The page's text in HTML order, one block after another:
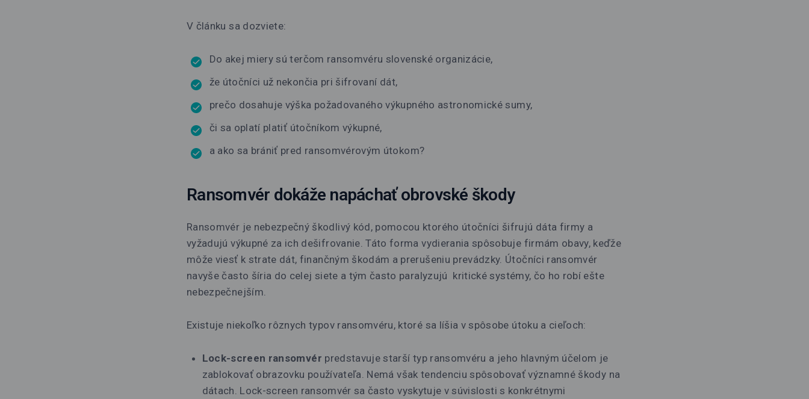
V článku sa dozviete:
Do akej miery sú terčom ransomvéru slovenské organizácie,
že útočníci už nekončia pri šifrovaní dát,
prečo dosahuje výška požadovaného výkupného astronomické sumy,
či sa oplatí platiť útočníkom výkupné,
a ako sa brániť pred ransomvérovým útokom?
Ransomvér dokáže napáchať obrovské škody
Ransomvér je nebezpečný škodlivý kód, pomocou ktorého útočníci šifrujú dáta firmy a
vyžadujú výkupné za ich dešifrovanie. Táto forma vydierania spôsobuje firmám obavy, keďže
môže viesť k strate dát, finančným škodám a prerušeniu prevádzky. Útočníci ransomvér
navyše často šíria do celej siete a tým často paralyzujú kritické systémy, čo ho robí ešte
nebezpečnejším.
Existuje niekoľko rôznych typov ransomvéru, ktoré sa líšia v spôsobe útoku a cieľoch:
Lock-screen ransomvér predstavuje starší typ ransomvéru a jeho hlavným účelom je
zablokovať obrazovku používateľa. Nemá však tendenciu spôsobovať významné škody na
dátach. Lock-screen ransomvér sa často vyskytuje v súvislosti s konkrétnymi